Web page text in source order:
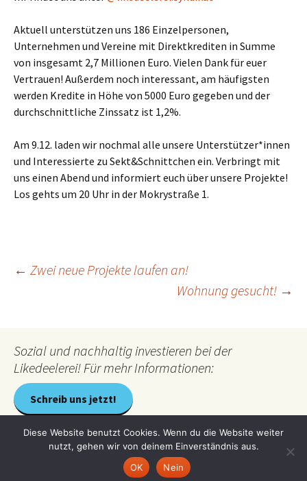
Aktuell unterstützen uns 186 Einzelpersonen,
Unternehmen und Vereine mit Direktkrediten in Summe
von insgesamt 2,7 Millionen Euro. Vielen Dank für euer
Vertrauen! Außerdem noch interessant, am häufigsten
werden Kredite in Höhe von 5000 Euro gegeben und der
durchschnittliche Zinssatz ist 1,2%.
Am 9.12. laden wir nochmal alle unsere Unterstützer*innen
und Interessierte zu Sekt&Schnittchen ein. Verbringt mit
uns einen Abend und informiert euch über unsere Projekte!
Los gehts um 20 Uhr in der Mokrystraße 1.
Beitragsnavigation
← Zwei neue Projekte laufen an!
Wohnung gesucht! →
Sozial und nachhaltig investieren bei der
Likedeelerei! Für mehr Informationen:
Schreib uns jetzt!
Stolz präsentiert von WordPress
Diese Website benutzt Cookies. Wenn du die Website weiter
nutzt, gehen wir von deinem Einverständnis aus.
OK
Nein